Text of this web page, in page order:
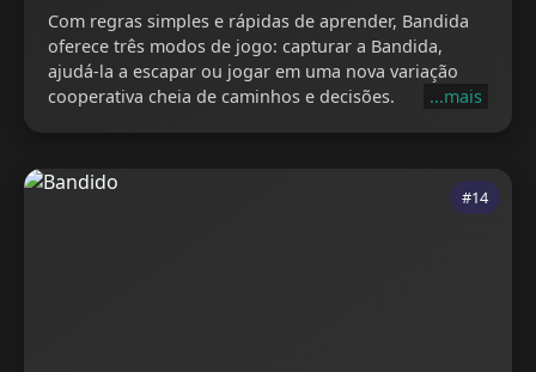
Com regras simples e rápidas de aprender, Bandida
oferece três modos de jogo: capturar a Bandida,
ajudá-la a escapar ou jogar em uma nova variação
cooperativa cheia de caminhos e decisões.
...mais
#14